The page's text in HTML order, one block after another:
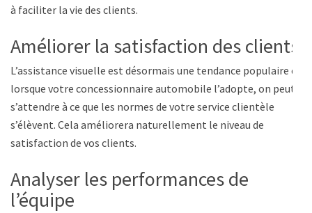
à faciliter la vie des clients.
Améliorer la satisfaction des clients
L’assistance visuelle est désormais une tendance populaire et
lorsque votre concessionnaire automobile l’adopte, on peut
s’attendre à ce que les normes de votre service clientèle
s’élèvent. Cela améliorera naturellement le niveau de
satisfaction de vos clients.
Analyser les performances de
l’équipe